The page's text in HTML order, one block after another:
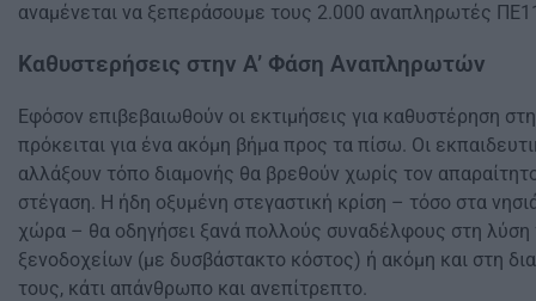
αναμένεται να ξεπεράσουμε τους 2.000 αναπληρωτές
Καθυστερήσεις στην Α’ Φάση Αναπληρωτών
Εφόσον επιβεβαιωθούν οι εκτιμήσεις για καθυστέρηση
πρόκειται για ένα ακόμη βήμα προς τα πίσω. Οι
αλλάξουν τόπο διαμονής θα βρεθούν χωρίς τον
στέγαση. Η ήδη οξυμένη στεγαστική κρίση – τόσο στα
χώρα – θα οδηγήσει ξανά πολλούς συναδέλφους στη
ξενοδοχείων (με δυσβάστακτο κόστος) ή ακόμη και στη
τους, κάτι απάνθρωπο και ανεπίτρεπτο.